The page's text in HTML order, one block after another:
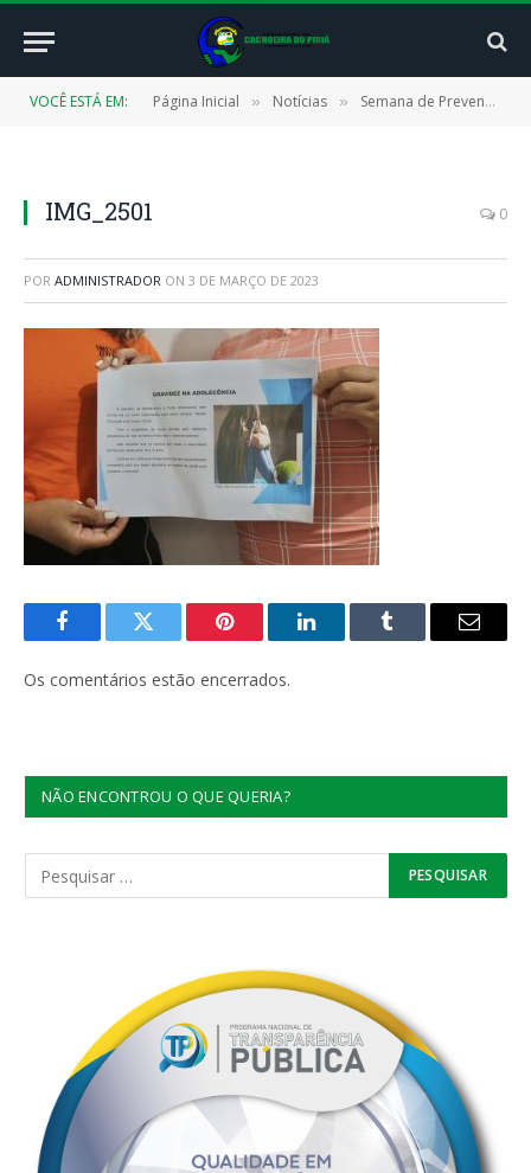
VOCÊ ESTÁ EM: Página Inicial » Notícias » Semana de Prevenção da Gravidez na Adolescência conscientiza jovens e suas famílias em Cachoeira do Piriá.
IMG_2501 0
POR ADMINISTRADOR ON 3 DE MARÇO DE 2023
FacebookTwitter Pinterest LinkedInTumblr
E-
Os comentários estão encerrados.
NÃO ENCONTROU O QUE QUERIA?